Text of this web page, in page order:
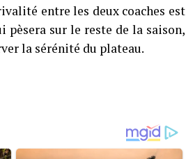
entre les deux coaches est
pèsera sur le reste de la saison,
la sérénité du plateau.